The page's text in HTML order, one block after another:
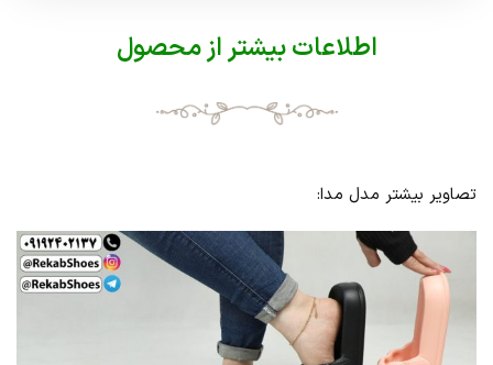
اطلاعات بیشتر از محصول
تصاویر بیشتر مدل مدا: